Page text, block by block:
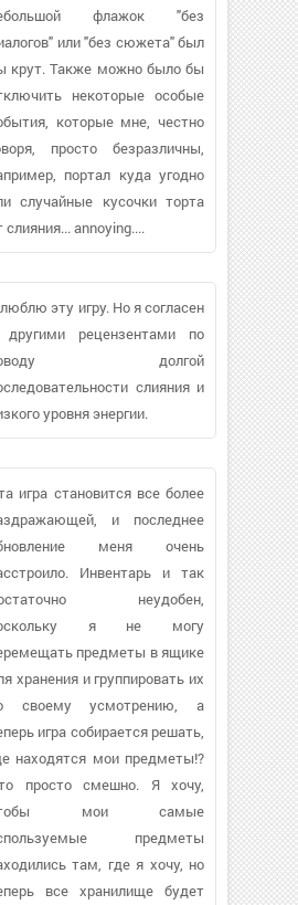
флажок "без
или "без сюжета" был
крут. Также можно было бы
некоторые особые
которые мне, честно
просто безразличны,
портал куда угодно
случайные кусочки торта
слияния... annoying....
эту игру. Но я согласен
рецензентами по
долгой
слияния и
уровня энергии.
игра становится все более
и последнее
меня очень
Инвентарь и так
неудобен,
я не могу
предметы в ящике
хранения и группировать их
своему усмотрению, а
игра собирается решать,
находятся мои предметы!?
просто смешно. Я хочу,
мои самые
предметы
там, где я хочу, но
все хранилище будет